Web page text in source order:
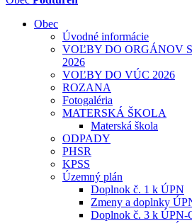
Obec
Úvodné informácie
VOĽBY DO ORGÁNOV
2026
VOĽBY DO VÚC 2026
ROZANA
Fotogaléria
MATERSKÁ ŠKOLA
Materská škola
ODPADY
PHSR
KPSS
Územný plán
Doplnok č. 1 k ÚPN
Zmeny a doplnky
Doplnok č. 3 k ÚPN-